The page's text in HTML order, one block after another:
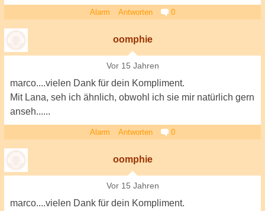
Alarm Antworten 0
oomphie
Vor 15 Jahren
marco....vielen Dank für dein Kompliment.
Mit Lana, seh ich ähnlich, obwohl ich sie mir natürlich gern
anseh......
Alarm Antworten 0
oomphie
Vor 15 Jahren
marco....vielen Dank für dein Kompliment.